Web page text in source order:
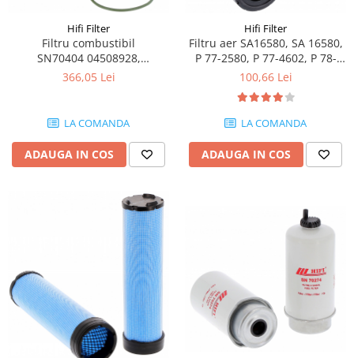
Cablu acceleratie
Senzori de presiune ulei
Vaporizatoare
Radiatoare AC
Discuri de frana
Placute de frana
Rezervor lichid de frana
Lichid de frana
Antigel frane
Piese fara categorie
Piese Socage
Piese Kaeser
Piese Wacker Neuson
Piese Mc Cormick
Piese Lamborghini
Piese Weidemann
Piese Ausa
Piese Sennebogen
Piese Still
Hifi Filter
Filtru combustibil
SN70404 04508928,
F340200060010
366,05 Lei
LA COMANDA
ADAUGA IN COS
Hifi Filter
Filtru aer SA16580, SA 16580,
P 77-2580, P 77-4602, P 78-
0958, P 78-1517, P 78-1911, P
100,66 Lei
LA COMANDA
ADAUGA IN COS